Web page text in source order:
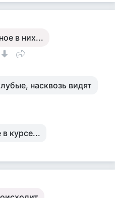
в них...
насквозь видят
в курсе...